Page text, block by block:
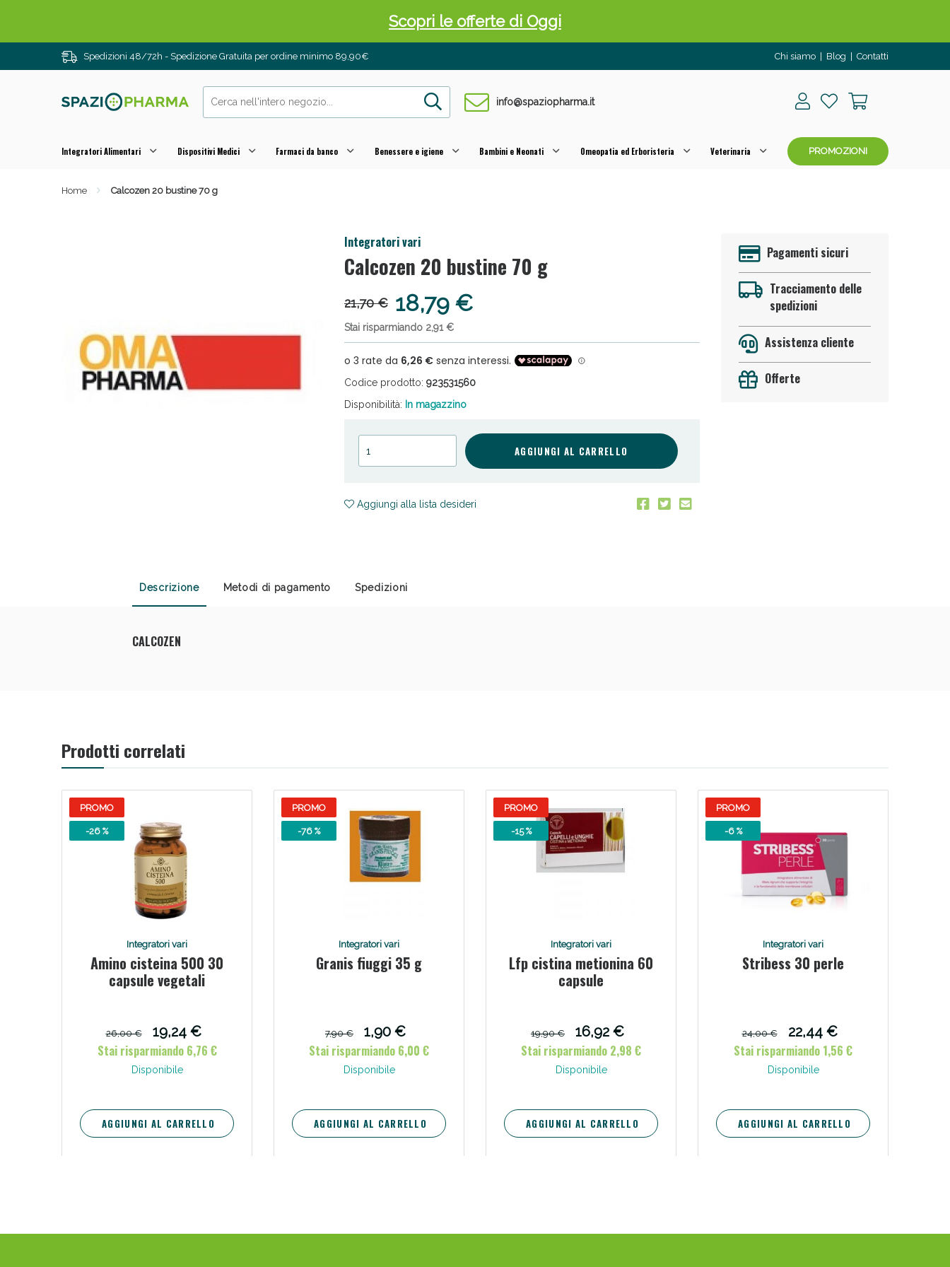
Spedizioni 48/72h - Spedizione Gratuita per ordine minimo 89,90€ Chi siamo Blog Contatti
info@spaziopharma.it
Integratori Alimentari Dispositivi Medici Farmaci da banco Benessere e igiene Bambini e Neonati Omeopatia ed Erboristeria Veterinaria PROMOZIONI
Home Calcozen 20 bustine 70 g
Integratori vari
Calcozen 20 bustine 70 g
21,70 € 18,79 €
Stai risparmiando 2,91 €
Codice prodotto: 923531560
Disponibilità: In magazzino
AGGIUNGI AL CARRELLO
Aggiungi alla lista desideri
Pagamenti sicuri
Tracciamento delle
spedizioni
Assistenza cliente
Offerte
Descrizione Metodi di pagamento Spedizioni
CALCOZEN
Prodotti correlati
PROMO
-26 %
Integratori vari
Amino cisteina 500 30
capsule vegetali
26,00 €
19,24 €
Stai risparmiando 6,76 €
Disponibile
AGGIUNGI AL CARRELLO
PROMO
-76 %
Integratori vari
Granis fiuggi 35 g
7,90 €
1,90 €
Stai risparmiando 6,00 €
Disponibile
AGGIUNGI AL CARRELLO
PROMO
-15 %
Integratori vari
Lfp cistina metionina 60
capsule
19,90 €
16,92 €
Stai risparmiando 2,98 €
Disponibile
AGGIUNGI AL CARRELLO
PROMO
-6 %
Integratori vari
Stribess 30 perle
24,00 €
22,44 €
Stai risparmiando 1,56 €
Disponibile
AGGIUNGI AL CARRELLO
Scopri le offerte di Oggi
Drenanti e Pancia Piatta: Sconti fino al 55% validi solo per OGGI!
Salini e Multivitaminici: oggi Sconto extra fino al 50%!
Anticellulite e Fanghi: Sconto fino al 40% valido oggi!
Sconto fino al 55% disponibile oggi!